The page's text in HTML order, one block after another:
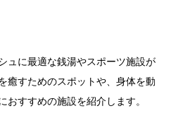
ュに最適な銭湯やスポーツ施設が
癒すためのスポットや、身体を動
おすすめの施設を紹介します。